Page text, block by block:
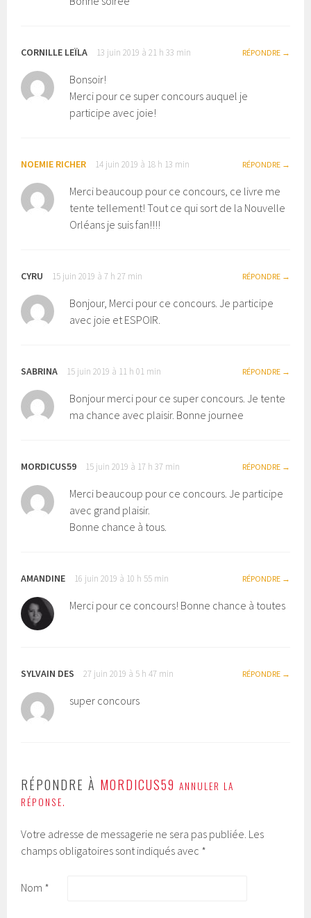
CORNILLE LEÏLA 13 juin 2019 à 21 h 33 min RÉPONDRE
Bonsoir!
Merci pour ce super concours auquel je
participe avec joie!
NOEMIE RICHER 14 juin 2019 à 18 h 13 min RÉPONDRE
Merci beaucoup pour ce concours, ce livre me
tente tellement! Tout ce qui sort de la Nouvelle
Orléans je suis fan!!!!
CYRU 15 juin 2019 à 7 h 27 min RÉPONDRE
Bonjour, Merci pour ce concours. Je participe
avec joie et ESPOIR.
SABRINA 15 juin 2019 à 11 h 01 min RÉPONDRE
Bonjour merci pour ce super concours. Je tente
ma chance avec plaisir. Bonne journee
MORDICUS59 15 juin 2019 à 17 h 37 min RÉPONDRE
Merci beaucoup pour ce concours. Je participe
avec grand plaisir.
Bonne chance à tous.
AMANDINE 16 juin 2019 à 10 h 55 min RÉPONDRE
Merci pour ce concours! Bonne chance à toutes
SYLVAIN DES 27 juin 2019 à 5 h 47 min RÉPONDRE
super concours
RÉPONDRE À MORDICUS59 ANNULER LA
RÉPONSE.
Votre adresse de messagerie ne sera pas publiée. Les
champs obligatoires sont indiqués avec *
Nom *